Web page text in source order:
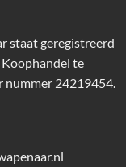
staat geregistreerd
te
nummer 24219454.